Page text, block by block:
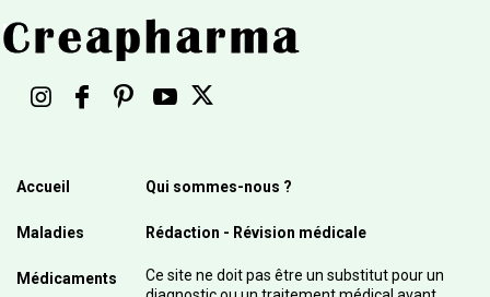
Accueil
Maladies
Médicaments
Qui sommes-nous ?
Rédaction - Révision médicale
Ce site ne doit pas être un substitut pour un